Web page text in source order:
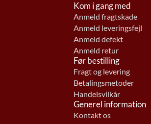
Kom i gang med
Anmeld fragtskade
Anmeld leveringsfejl
Anmeld defekt
Anmeld retur
Før bestilling
Fragt og levering
Betalingsmetoder
Handelsvilkår
Generel information
Kontakt os